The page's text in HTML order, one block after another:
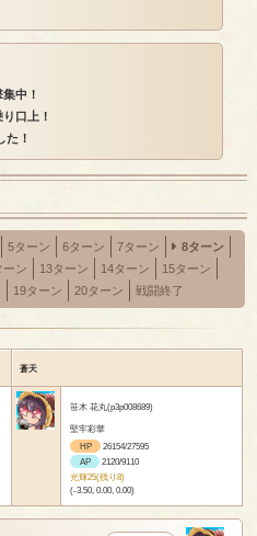
中！
口上！
た！
5ターン 6ターン 7ターン
8ターン
ーン 13ターン 14ターン
15ターン
19ターン 20ターン 戦闘終了
蒼天
笹木 花丸(p3p008689)
堅牢彩華
HP
26154/27595
AP
2120/9110
光輝25(残り8)
(-3.50, 0.00, 0.00)